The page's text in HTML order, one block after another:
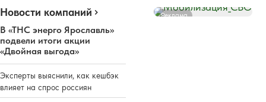
Новости компаний
В «ТНС энерго Ярославль»
подвели итоги акции
«Двойная выгода»
Эксперты выяснили, как кешбэк
влияет на спрос россиян
Реклама